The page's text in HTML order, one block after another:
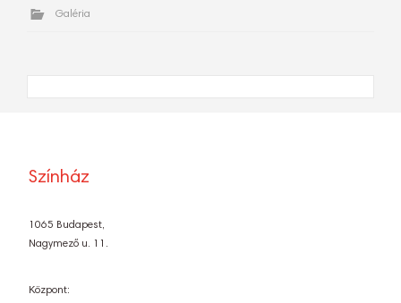
Galéria
Színház
1065 Budapest,
Nagymező u. 11.
Központ: